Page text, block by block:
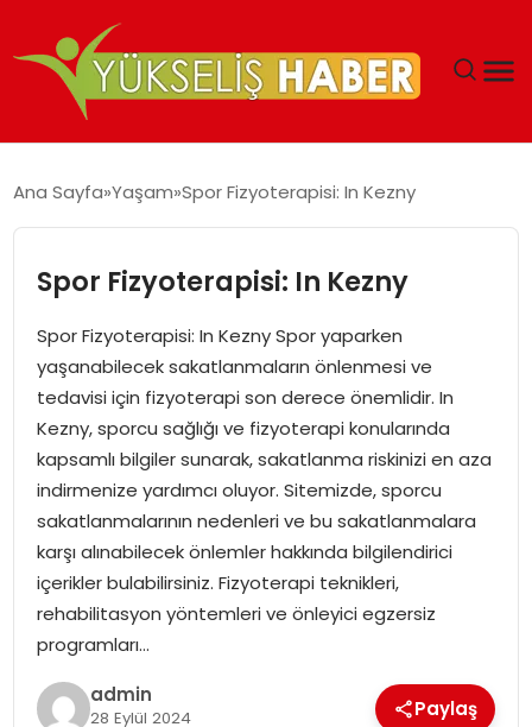
MALIYETLERINI AZALTIYOR’
Ana Sayfa Yaşam Spor Fizyoterapisi: In Kezny
Spor Fizyoterapisi: In Kezny
Spor Fizyoterapisi: In Kezny Spor yaparken
yaşanabilecek sakatlanmaların önlenmesi ve
tedavisi için fizyoterapi son derece önemlidir. In
Kezny, sporcu sağlığı ve fizyoterapi konularında
kapsamlı bilgiler sunarak, sakatlanma riskinizi en aza
indirmenize yardımcı oluyor. Sitemizde, sporcu
sakatlanmalarının nedenleri ve bu sakatlanmalara
karşı alınabilecek önlemler hakkında bilgilendirici
içerikler bulabilirsiniz. Fizyoterapi teknikleri,
rehabilitasyon yöntemleri ve önleyici egzersiz
programları…
admin
28 Eylül 2024 Paylaş